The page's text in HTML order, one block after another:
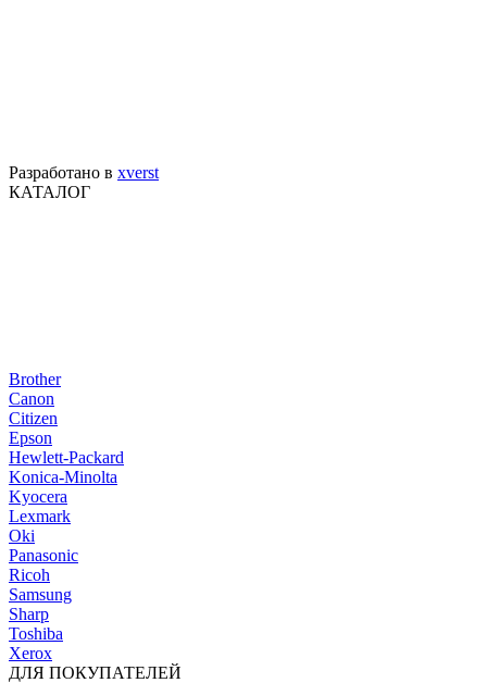
Разработано в xverst
КАТАЛОГ
Brother
Canon
Citizen
Epson
Hewlett-Packard
Konica-Minolta
Kyocera
Lexmark
Oki
Panasonic
Ricoh
Samsung
Sharp
Toshiba
Xerox
ДЛЯ ПОКУПАТЕЛЕЙ